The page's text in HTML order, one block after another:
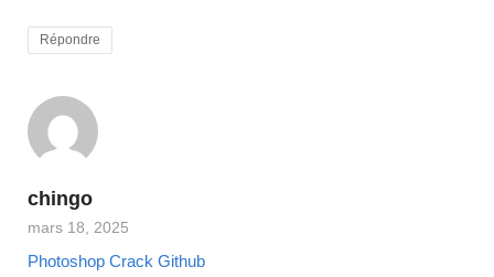
Répondre
chingo
mars 18, 2025
Photoshop Crack Github